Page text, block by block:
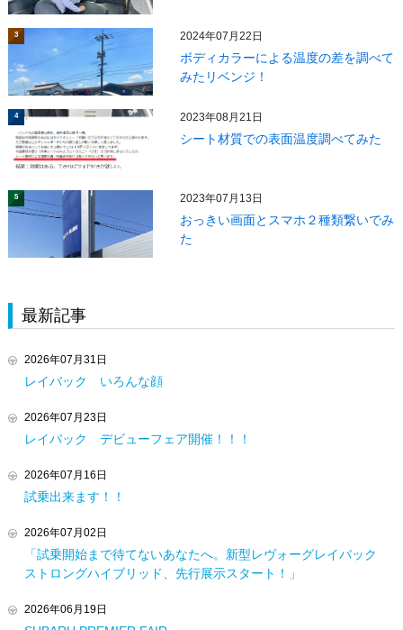
3 2024年07月22日
ボディカラーによる温度の差を調べて
みたリベンジ！
4 2023年08月21日
シート材質での表面温度調べてみた
5 2023年07月13日
おっきい画面とスマホ２種類繋いでみ
た
最新記事
2026年07月31日
レイバック いろんな顔
2026年07月23日
レイバック デビューフェア開催！！！
2026年07月16日
試乗出来ます！！
2026年07月02日
「試乗開始まで待てないあなたへ。新型レヴォーグレイバック
ストロングハイブリッド、先行展示スタート！」
2026年06月19日